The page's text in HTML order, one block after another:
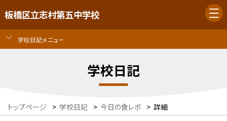
板橋区立志村第五中学校
学校日記メニュー
学校日記
トップページ > 学校日記 > 今日の食レポ > 詳細